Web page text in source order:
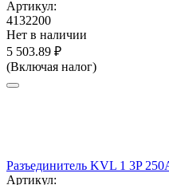
Артикул:
4132200
Нет в наличии
5 503.89 ₽
(Включая налог)
Разъединитель KVL 1 3P
Артикул: